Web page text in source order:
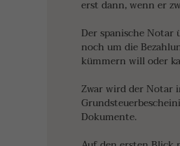
erst dann, wenn er
Der spanische Notar
noch um die
kümmern will oder
Zwar wird der Notar
Dokumente.